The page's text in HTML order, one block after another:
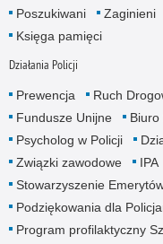
Poszukiwani
Zaginieni
Księga pamięci
Działania Policji
Prewencja Ruch
Fundusze Unijne
Biuro
Psycholog w Policji
Związki zawodowe
IPA
Stowarzyszenie
Podziękowania dla
Program profilaktyczny